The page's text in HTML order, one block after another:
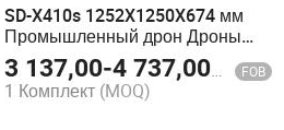
SD-X410s 1252X1250X674 мм
Промышленный дрон Дроны
для сельского хозяйства с
ISO9001
3 137,00-4 737,00$ FOB
1 Комплект (MOQ)